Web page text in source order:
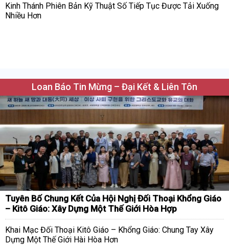
Kinh Thánh Phiên Bản Kỹ Thuật Số Tiếp Tục Được Tải Xuống
Nhiều Hơn
Loan Báo Tin Mừng – Đại Kết & Liên Tôn
Tuyên Bố Chung Kết Của Hội Nghị Đối Thoại Khổng Giáo
– Kitô Giáo: Xây Dựng Một Thế Giới Hòa Hợp
Khai Mạc Đối Thoại Kitô Giáo – Khổng Giáo: Chung Tay Xây
Dựng Một Thế Giới Hài Hòa Hơn